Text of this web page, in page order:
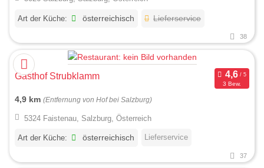
Art der Küche: österreichisch Lieferservice
38
Gasthof Strubklamm
3 Bew.
4,9 km (Entfernung von Hof bei Salzburg)
5324 Faistenau, Salzburg, Österreich
Art der Küche: österreichisch Lieferservice
37